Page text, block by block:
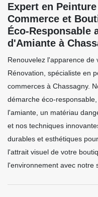
Expert en
Commerce et
Éco-Responsable
d'Amiante à
Renouvelez l'apparence
Rénovation, spécialiste en
commerces à Chassagny.
démarche éco-
l'amiante, un matériau
et nos techniques
durables et esthétiques
l'attrait visuel de votre
l'environnement avec notre